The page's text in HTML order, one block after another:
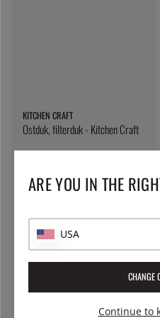
KITCHEN CRAFT
Ostduk, filterduk - Kitchen Craft
ARE YOU IN THE
USA
CHANGE
Continue to